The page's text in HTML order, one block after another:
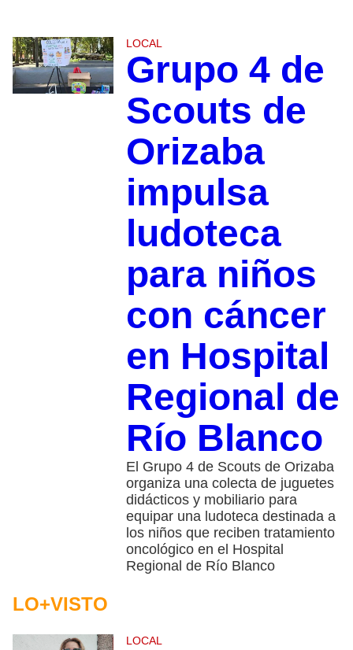
LOCAL
Grupo 4 de
Scouts de
Orizaba
impulsa
ludoteca
para niños
con cáncer
en Hospital
Regional de
Río Blanco
El Grupo 4 de Scouts de Orizaba
organiza una colecta de juguetes
didácticos y mobiliario para
equipar una ludoteca destinada a
los niños que reciben tratamiento
oncológico en el Hospital
Regional de Río Blanco
LO+VISTO
LOCAL